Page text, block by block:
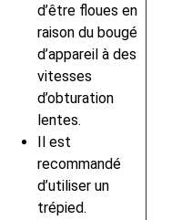
d’être floues en
raison du bougé
d’appareil à des
vitesses
d’obturation
lentes.
Il est
recommandé
d’utiliser un
trépied.